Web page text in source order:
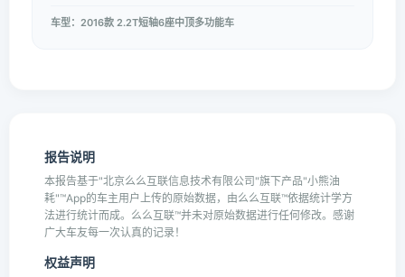
车型：2016款 2.2T短轴6座中顶多功能车
报告说明
本报告基于"北京么么互联信息技术有限公司"旗下产品"小熊油
耗"™App的车主用户上传的原始数据，由么么互联™依据统计学方
法进行统计而成。么么互联™并未对原始数据进行任何修改。感谢
广大车友每一次认真的记录！
权益声明